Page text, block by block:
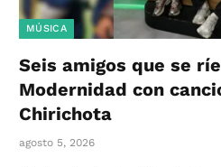
MÚSICA
Seis amigos que se
Modernidad con
Chirichota
agosto 5, 2026